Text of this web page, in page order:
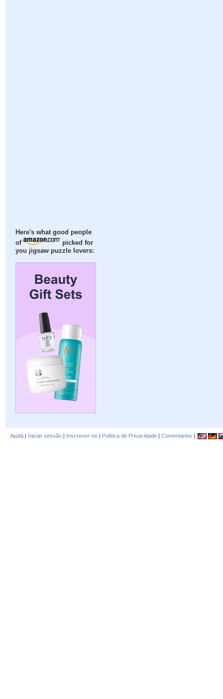
Here's what good people
of
picked for
you jigsaw puzzle lovers:
Ajuda | Iniciar sessão | Inscrever-se | Política de Privacidade | Comentários |